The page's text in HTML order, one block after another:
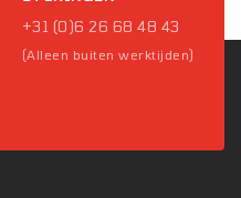
+31 (0)6 26 68 48 43
(Alleen buiten werktijden)